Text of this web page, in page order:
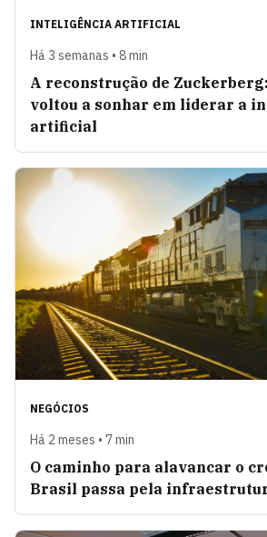
INTELIGÊNCIA ARTIFICIAL
Há 3 semanas • 8 min
A reconstrução de
voltou a sonhar em liderar a
artificial
NEGÓCIOS
Há 2 meses • 7 min
O caminho para alavancar o
Brasil passa pela